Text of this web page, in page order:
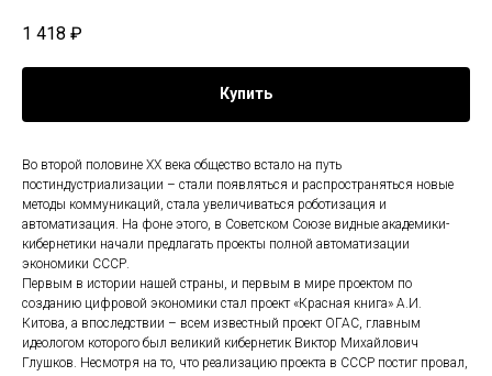
1 418 ₽
Купить
Во второй половине XX века общество встало на путь
постиндустриализации – стали появляться и распространяться новые
методы коммуникаций, стала увеличиваться роботизация и
автоматизация. На фоне этого, в Советском Союзе видные академики-
кибернетики начали предлагать проекты полной автоматизации
экономики СССР.
Первым в истории нашей страны, и первым в мире проектом по
созданию цифровой экономики стал проект «Красная книга» А.И.
Китова, а впоследствии – всем известный проект ОГАС, главным
идеологом которого был великий кибернетик Виктор Михайлович
Глушков. Несмотря на то, что реализацию проекта в СССР постиг провал,